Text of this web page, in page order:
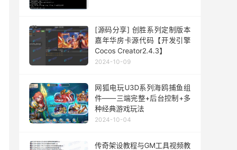
[源码分享] 创胜系列定制版本
嘉年华房卡源代码【开发引擎
Cocos Creator2.4.3】
2024-10-09
网狐电玩U3D系列海鸥捕鱼组
件——三端完整+后台控制+多
种经典游戏玩法
2024-10-04
传奇架设教程与GM工具视频教